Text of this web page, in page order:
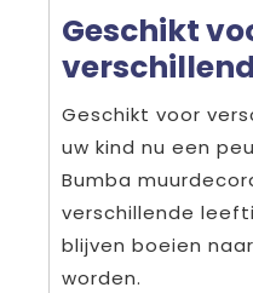
Geschikt
Geschikt voor
uw kind nu een
Bumba
verschillende
blijven boeien
worden.